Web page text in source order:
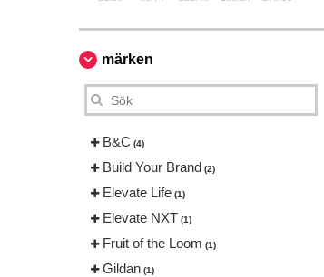
märken
B&C (4)
Build Your Brand (2)
Elevate Life (1)
Elevate NXT (1)
Fruit of the Loom (1)
Gildan (1)